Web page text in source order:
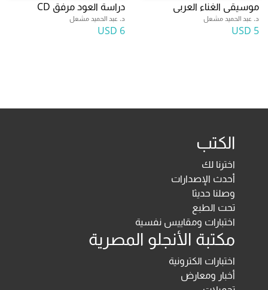
موسيقى الغناء العربى
د. عبد الحميد مشعل
5 USD
دراسة العود مرفق CD
د. عبد الحميد مشعل
6 USD
الكتب
اخترنا لك
أحدث الإصدارات
وصلنا حديثا
تحت الطبع
اختبارات ومقاييس نفسية
مكتبة الأنجلو المصرية
اختبارات الكترونية
أخبار ومعارض